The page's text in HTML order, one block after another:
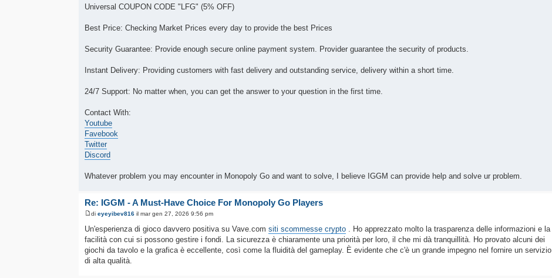
Universal COUPON CODE "LFG" (5% OFF)
Best Price: Checking Market Prices every day to provide the best Prices
Security Guarantee: Provide enough secure online payment system. Provider guarantee the security of products.
Instant Delivery: Providing customers with fast delivery and outstanding service, delivery within a short time.
24/7 Support: No matter when, you can get the answer to your question in the first time.
Contact With:
Youtube
Favebook
Twitter
Discord
Whatever problem you may encounter in Monopoly Go and want to solve, I believe IGGM can provide help and solve ur problem.
Re: IGGM - A Must-Have Choice For Monopoly Go Players
dieyeyibev816 il mar gen 27, 2026 9:56 pm
Un'esperienza di gioco davvero positiva su Vave.comsiti scommesse crypto . Ho apprezzato molto la trasparenza delle informazioni e la
facilità con cui si possono gestire i fondi. La sicurezza è chiaramente una priorità per loro, il che mi dà tranquillità. Ho provato alcuni dei
giochi da tavolo e la grafica è eccellente, così come la fluidità del gameplay. È evidente che c'è un grande impegno nel fornire un servizio
di alta qualità.